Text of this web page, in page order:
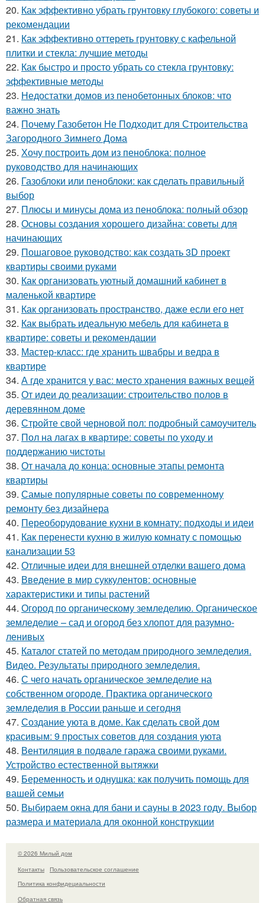
20. Как эффективно убрать грунтовку глубокого: советы и
рекомендации
21. Как эффективно оттереть грунтовку с кафельной
плитки и стекла: лучшие методы
22. Как быстро и просто убрать со стекла грунтовку:
эффективные методы
23. Недостатки домов из пенобетонных блоков: что
важно знать
24. Почему Газобетон Не Подходит для Строительства
Загородного Зимнего Дома
25. Хочу построить дом из пеноблока: полное
руководство для начинающих
26. Газоблоки или пеноблоки: как сделать правильный
выбор
27. Плюсы и минусы дома из пеноблока: полный обзор
28. Основы создания хорошего дизайна: советы для
начинающих
29. Пошаговое руководство: как создать 3D проект
квартиры своими руками
30. Как организовать уютный домашний кабинет в
маленькой квартире
31. Как организовать пространство, даже если его нет
32. Как выбрать идеальную мебель для кабинета в
квартире: советы и рекомендации
33. Мастер-класс: где хранить швабры и ведра в
квартире
34. А где хранится у вас: место хранения важных вещей
35. От идеи до реализации: строительство полов в
деревянном доме
36. Стройте свой черновой пол: подробный самоучитель
37. Пол на лагах в квартире: советы по уходу и
поддержанию чистоты
38. От начала до конца: основные этапы ремонта
квартиры
39. Самые популярные советы по современному
ремонту без дизайнера
40. Переоборудование кухни в комнату: подходы и идеи
41. Как перенести кухню в жилую комнату с помощью
канализации 53
42. Отличные идеи для внешней отделки вашего дома
43. Введение в мир суккулентов: основные
характеристики и типы растений
44. Огород по органическому земледелию. Органическое
земледелие – сад и огород без хлопот для разумно-
ленивых
45. Каталог статей по методам природного земледелия.
Видео. Результаты природного земледелия.
46. С чего начать органическое земледелие на
собственном огороде. Практика органического
земледелия в России раньше и сегодня
47. Создание уюта в доме. Как сделать свой дом
красивым: 9 простых советов для создания уюта
48. Вентиляция в подвале гаража своими руками.
Устройство естественной вытяжки
49. Беременность и однушка: как получить помощь для
вашей семьи
50. Выбираем окна для бани и сауны в 2023 году. Выбор
размера и материала для оконной конструкции
© 2026 Милый дом
Контакты
Пользовательское соглашение
Политика конфидециальности
Обратная связь